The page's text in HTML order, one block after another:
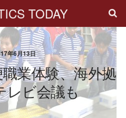
TODAY
年6月13日
業体験、海外拠
レビ会議も